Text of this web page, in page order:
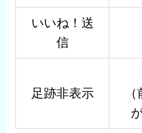
いいね！送
信
足跡非表示